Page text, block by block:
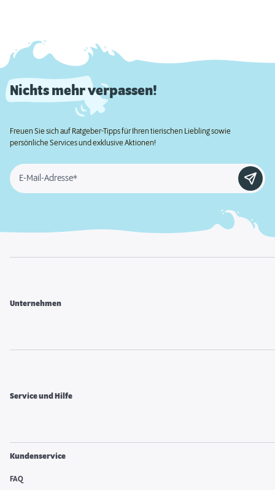
Nichts mehr verpassen!
Freuen Sie sich auf Ratgeber-Tipps für Ihren tierischen Liebling sowie
persönliche Services und exklusive Aktionen!
E-Mail-Adresse*
Unternehmen
Service und Hilfe
Kundenservice
FAQ